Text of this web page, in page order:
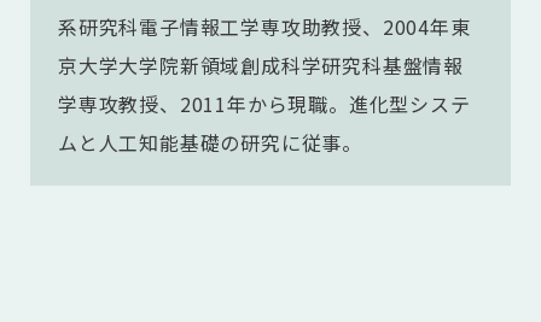
系研究科電子情報工学専攻助教授、2004年東
京大学大学院新領域創成科学研究科基盤情報
学専攻教授、2011年から現職。進化型システ
ムと人工知能基礎の研究に従事。